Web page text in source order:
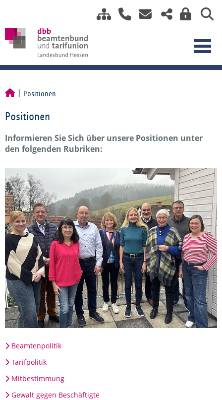
Positionen
Positionen
Informieren Sie Sich über unsere Positionen unter
den folgenden Rubriken:
Beamtenpolitik
Tarifpolitik
Mitbestimmung
Gewalt gegen Beschäftigte